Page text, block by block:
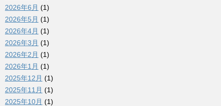
2026年6月 (1)
2026年5月 (1)
2026年4月 (1)
2026年3月 (1)
2026年2月 (1)
2026年1月 (1)
2025年12月 (1)
2025年11月 (1)
2025年10月 (1)